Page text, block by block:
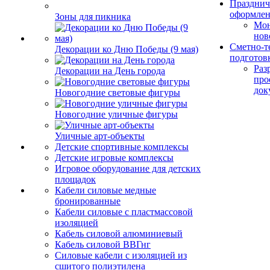
Зоны для пикника
Декорации ко Дню Победы (9 мая)
Декорации на День города
Новогодние световые фигуры
Новогодние уличные фигуры
Уличные арт-объекты
Детские спортивные комплексы
Детские игровые комплексы
Игровое оборудование для детских
площадок
Кабели силовые медные
бронированные
Кабели силовые с пластмассовой
изоляцией
Кабель силовой алюминиевый
Кабель силовой ВВГнг
Силовые кабели с изоляцией из
сшитого полиэтилена
Сметно-